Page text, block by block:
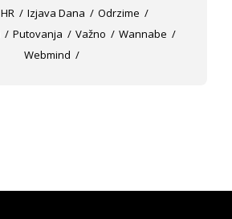
HR Izjava Dana
Odrzime
Putovanja Važno
Wannabe
Webmind